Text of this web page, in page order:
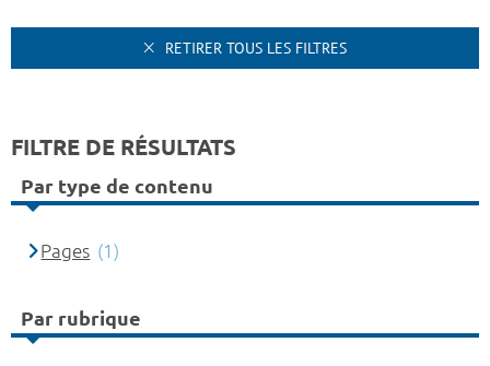
RETIRER TOUS LES FILTRES
FILTRE DE RÉSULTATS
Par type de contenu
Pages (1)
Par rubrique